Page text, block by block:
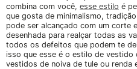
combina com você, esse estilo é
que gosta de minimalismo,
pode ser alcançado com um corte
desenhada para realçar todas as
todos os defeitos que podem te
isso que esse é o estilo de
vestidos de noiva de tule ou renda